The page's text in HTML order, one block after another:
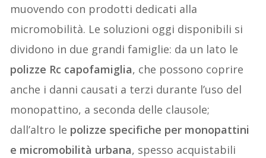
muovendo con prodotti dedicati alla
micromobilità. Le soluzioni oggi disponibili si
dividono in due grandi famiglie: da un lato le
polizze Rc capofamiglia, che possono coprire
anche i danni causati a terzi durante l’uso del
monopattino, a seconda delle clausole;
dall’altro le polizze specifiche per monopattini
e micromobilità urbana, spesso acquistabili